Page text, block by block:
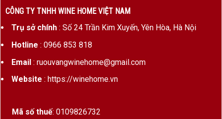
CÔNG TY TNHH WINE HOME VIỆT NAM
Trụ sở chính: Số 24 Trần Kim Xuyến, Yên Hòa, Hà Nội
Hotline : 0966 853 818
Email: ruouvangwinehome@gmail.com
Website : https://winehome.vn
Mã số thuế: 0109826732